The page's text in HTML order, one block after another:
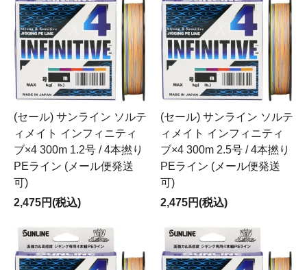
(セール) サンライン ソルテ
ィメイト インフィニティ
ブ×4 300m 1.2号 / 4本撚り
PEライン (メール便発送
可)
2,475円(税込)
(セール) サンライン ソルテ
ィメイト インフィニティ
ブ×4 300m 2.5号 / 4本撚り
PEライン (メール便発送
可)
2,475円(税込)